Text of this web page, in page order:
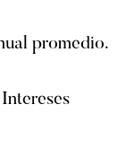
promedio.